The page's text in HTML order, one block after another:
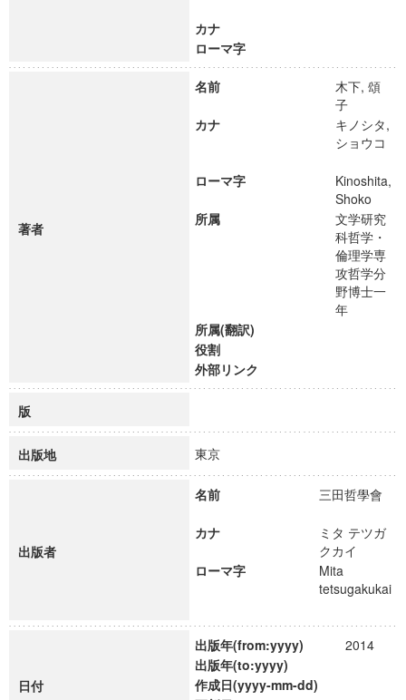
カナ
ローマ字
著者
名前
木下, 頌
子
カナ
キノシタ,
ショウコ
ローマ字
Kinoshita,
Shoko
所属
文学研究
科哲学・
倫理学専
攻哲学分
野博士一
年
所属(翻訳)
役割
外部リンク
版
出版地 東京
出版者
名前 三田哲學會
カナ
ミタ テツガ
クカイ
ローマ字
Mita
tetsugakukai
日付
出版年(from:yyyy)
2014
出版年(to:yyyy)
作成日(yyyy-mm-dd)